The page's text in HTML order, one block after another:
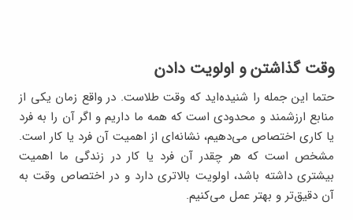
وقت گذاشتن و اولویت دادن
حتما این جمله را شنیده‌اید که وقت طلاست. در واقع زمان یکی از
منابع ارزشمند و محدودی است که همه ما داریم و اگر آن را به فرد
یا کاری اختصاص می‌دهیم، نشانه‌ای از اهمیت آن فرد یا کار است.
مشخص است که هر چقدر آن فرد یا کار در زندگی ما اهمیت
بیشتری داشته باشد، اولویت بالاتری دارد و در اختصاص وقت به
آن دقیق‌تر و بهتر عمل می‌کنیم.